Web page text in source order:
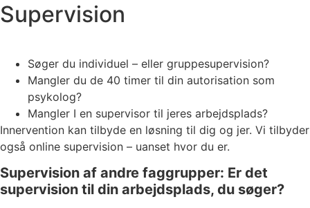
Supervision
Søger du individuel – eller gruppesupervision?
Mangler du de 40 timer til din autorisation som
psykolog?
Mangler I en supervisor til jeres arbejdsplads?
Innervention kan tilbyde en løsning til dig og jer. Vi tilbyder
også online supervision – uanset hvor du er.
Supervision af andre faggrupper: Er det
supervision til din arbejdsplads, du søger?